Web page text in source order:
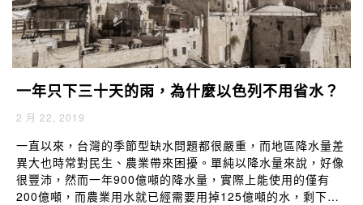
一年只下三十天的雨，為什麼以色列不用省水？
2 月 22, 2019
一直以來，台灣的季節型缺水問題都很嚴重，而地區降水量差
異大也時常對民生、農業帶來困擾。單純以降水量來說，好像
很豐沛，然而一年900億噸的降水量，實際上能使用的僅有
200億噸，而農業用水就已經需要用掉125億噸的水，剩下來